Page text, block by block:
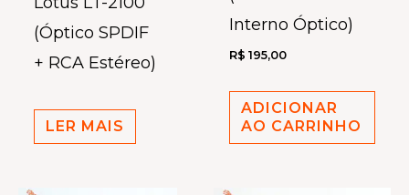
(Óptico SPDIF
+ RCA Estéreo)
LER MAIS
Interno Óptico)
R$ 195,00
ADICIONAR
AO CARRINHO